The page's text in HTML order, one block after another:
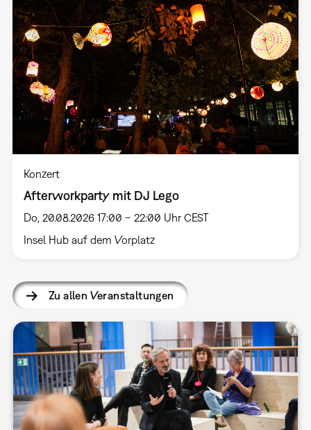
Konzert
Afterworkparty mit DJ Lego
Do, 20.08.2026 17:00 – 22:00 Uhr CEST
Insel Hub auf dem Vorplatz
Zu allen Veranstaltungen